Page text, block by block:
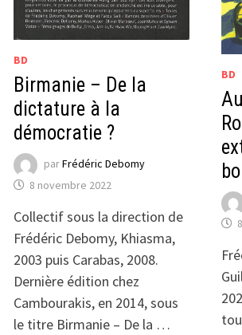
BD
Birmanie – De la
dictature à la
démocratie ?
parFrédéric Debomy
8 novembre 2022
Collectif sous la direction de
Frédéric Debomy, Khiasma,
2003 puis Carabas, 2008.
Dernière édition chez
Cambourakis, en 2014, sous
le titre Birmanie – De la …
BD